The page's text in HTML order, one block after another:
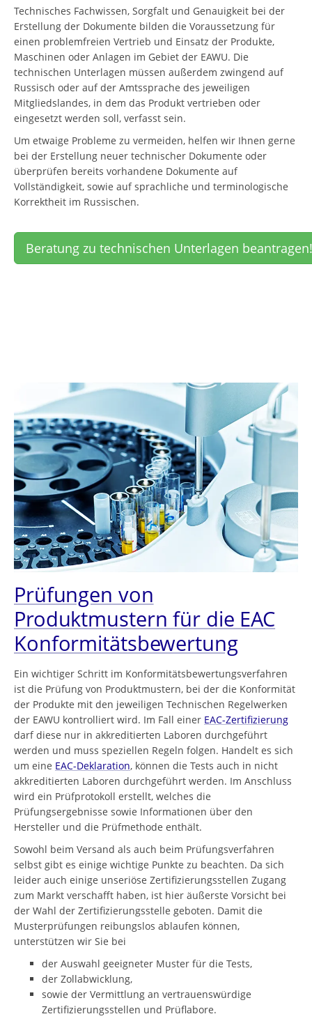
Technisches Fachwissen, Sorgfalt und Genauigkeit bei der
Erstellung der Dokumente bilden die Voraussetzung für
einen problemfreien Vertrieb und Einsatz der Produkte,
Maschinen oder Anlagen im Gebiet der EAWU. Die
technischen Unterlagen müssen außerdem zwingend auf
Russisch oder auf der Amtssprache des jeweiligen
Mitgliedslandes, in dem das Produkt vertrieben oder
eingesetzt werden soll, verfasst sein.
Um etwaige Probleme zu vermeiden, helfen wir Ihnen gerne
bei der Erstellung neuer technischer Dokumente oder
überprüfen bereits vorhandene Dokumente auf
Vollständigkeit, sowie auf sprachliche und terminologische
Korrektheit im Russischen.
Beratung zu technischen Unterlagen beantragen!
Prüfungen von
Produktmustern für die EAC
Konformitätsbewertung
Ein wichtiger Schritt im Konformitätsbewertungsverfahren
ist die Prüfung von Produktmustern, bei der die Konformität
der Produkte mit den jeweiligen Technischen Regelwerken
der EAWU kontrolliert wird. Im Fall einer EAC-Zertifizierung
darf diese nur in akkreditierten Laboren durchgeführt
werden und muss speziellen Regeln folgen. Handelt es sich
um eine EAC-Deklaration, können die Tests auch in nicht
akkreditierten Laboren durchgeführt werden. Im Anschluss
wird ein Prüfprotokoll erstellt, welches die
Prüfungsergebnisse sowie Informationen über den
Hersteller und die Prüfmethode enthält.
Sowohl beim Versand als auch beim Prüfungsverfahren
selbst gibt es einige wichtige Punkte zu beachten. Da sich
leider auch einige unseriöse Zertifizierungsstellen Zugang
zum Markt verschafft haben, ist hier äußerste Vorsicht bei
der Wahl der Zertifizierungsstelle geboten. Damit die
Musterprüfungen reibungslos ablaufen können,
unterstützen wir Sie bei
der Auswahl geeigneter Muster für die Tests,
der Zollabwicklung,
sowie der Vermittlung an vertrauenswürdige
Zertifizierungsstellen und Prüflabore.